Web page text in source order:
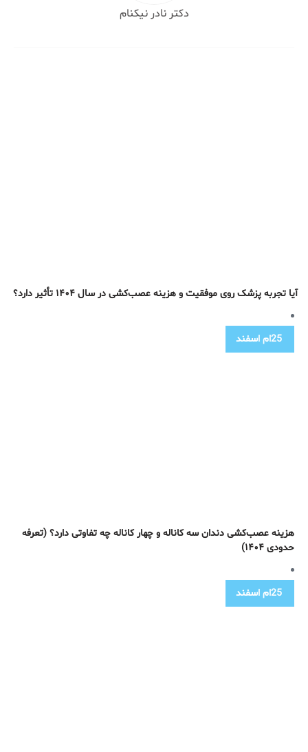
دکتر نادر نیکنام
آیا تجربه پزشک روی موفقیت و هزینه عصب‌کشی در سال ۱۴۰۴ تأثیر دارد؟
25ام اسفند
هزینه عصب‌کشی دندان سه کاناله و چهار کاناله چه تفاوتی دارد؟ (تعرفه
حدودی ۱۴۰۴)
25ام اسفند